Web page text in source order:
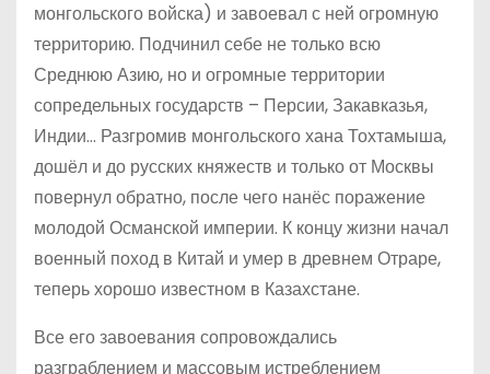
монгольского войска) и завоевал с ней огромную
территорию. Подчинил себе не только всю
Среднюю Азию, но и огромные территории
сопредельных государств – Персии, Закавказья,
Индии… Разгромив монгольского хана Тохтамыша,
дошёл и до русских княжеств и только от Москвы
повернул обратно, после чего нанёс поражение
молодой Османской империи. К концу жизни начал
военный поход в Китай и умер в древнем Отраре,
теперь хорошо известном в Казахстане.
Все его завоевания сопровождались
разграблением и массовым истреблением